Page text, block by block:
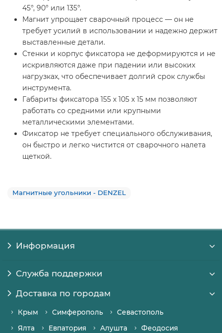
45°, 90° или 135°.
Магнит упрощает сварочный процесс — он не
требует усилий в использовании и надежно держит
выставленные детали.
Стенки и корпус фиксатора не деформируются и не
искривляются даже при падении или высоких
нагрузках, что обеспечивает долгий срок службы
инструмента.
Габариты фиксатора 155 х 105 х 15 мм позволяют
работать со средними или крупными
металлическими элементами.
Фиксатор не требует специального обслуживания,
он быстро и легко чистится от сварочного налета
щеткой.
Магнитные угольники - DENZEL
Информация
Служба поддержки
Доставка по городам
Крым Симферополь
Севастополь
Ялта
Евпатория Алушта
Феодосия